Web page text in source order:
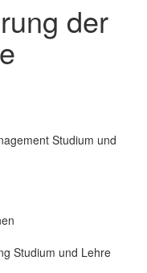
der
Studium und
Studium und Lehre